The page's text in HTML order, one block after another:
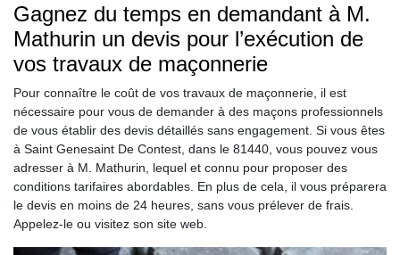
Gagnez du temps en demandant à M.
Mathurin un devis pour l’exécution de
vos travaux de maçonnerie
Pour connaître le coût de vos travaux de maçonnerie, il est
nécessaire pour vous de demander à des maçons professionnels
de vous établir des devis détaillés sans engagement. Si vous êtes
à Saint Genesaint De Contest, dans le 81440, vous pouvez vous
adresser à M. Mathurin, lequel et connu pour proposer des
conditions tarifaires abordables. En plus de cela, il vous préparera
le devis en moins de 24 heures, sans vous prélever de frais.
Appelez-le ou visitez son site web.